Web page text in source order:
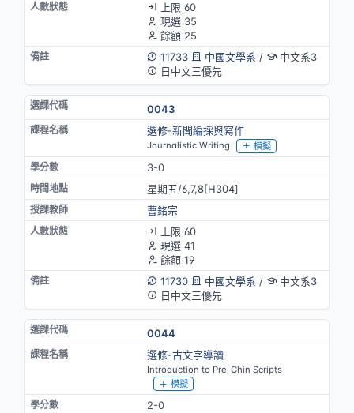
上限 60
現選 35
餘額 25
11733
中國文學系 /
中文系3
日中文三優先
0043
選修-新聞編採與寫作
Journalistic Writing 模擬
3-0
星期五/6,7,8[H304]
曹銘宗
上限 60
現選 41
餘額 19
11730
中國文學系 /
中文系3
日中文三優先
0044
選修-古文字導讀
Introduction to Pre-Chin Scripts
模擬
2-0